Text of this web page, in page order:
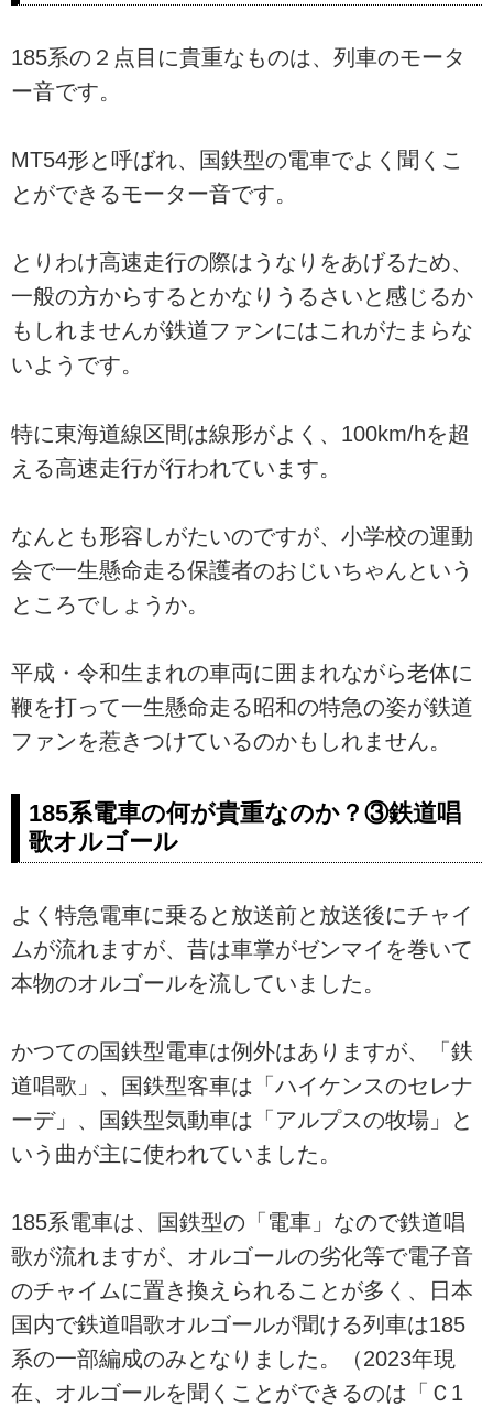
185系の２点目に貴重なものは、列車のモータ
ー音です。
MT54形と呼ばれ、国鉄型の電車でよく聞くこ
とができるモーター音です。
とりわけ高速走行の際はうなりをあげるため、
一般の方からするとかなりうるさいと感じるか
もしれませんが鉄道ファンにはこれがたまらな
いようです。
特に東海道線区間は線形がよく、100km/hを超
える高速走行が行われています。
なんとも形容しがたいのですが、小学校の運動
会で一生懸命走る保護者のおじいちゃんという
ところでしょうか。
平成・令和生まれの車両に囲まれながら老体に
鞭を打って一生懸命走る昭和の特急の姿が鉄道
ファンを惹きつけているのかもしれません。
185系電車の何が貴重なのか？③鉄道唱
歌オルゴール
よく特急電車に乗ると放送前と放送後にチャイ
ムが流れますが、昔は車掌がゼンマイを巻いて
本物のオルゴールを流していました。
かつての国鉄型電車は例外はありますが、「鉄
道唱歌」、国鉄型客車は「ハイケンスのセレナ
ーデ」、国鉄型気動車は「アルプスの牧場」と
いう曲が主に使われていました。
185系電車は、国鉄型の「電車」なので鉄道唱
歌が流れますが、オルゴールの劣化等で電子音
のチャイムに置き換えられることが多く、日本
国内で鉄道唱歌オルゴールが聞ける列車は185
系の一部編成のみとなりました。（2023年現
在、オルゴールを聞くことができるのは「Ｃ1